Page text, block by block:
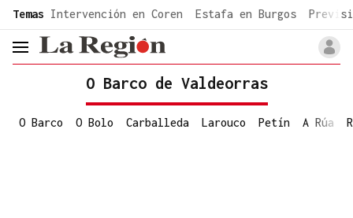
common.go-to-content
Temas Intervención en Coren Estafa en Burgos
header.menu.open
O Barco de Valdeorras
O Barco O Bolo Carballeda Larouco Petín A Rúa